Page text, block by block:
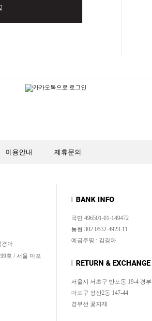
이용안내 제휴문의
경아
호 / 서울 마포
국민 496501-01-149472
농협 302-0532-4923-11
예금주명 : 김경아
서울시 서초구 반포동 19-4 경
마포구 성산2동 147-44
경부선 꽃자재